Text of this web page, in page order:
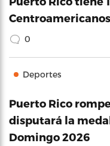
Centroamericanos
0
Deportes
Puerto Rico
disputará la
Domingo 2026